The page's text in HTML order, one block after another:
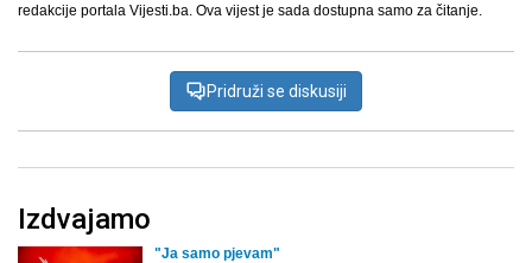
redakcije portala Vijesti.ba. Ova vijest je sada dostupna samo za čitanje.
Pridruži se diskusiji
Izdvajamo
"Ja samo pjevam"